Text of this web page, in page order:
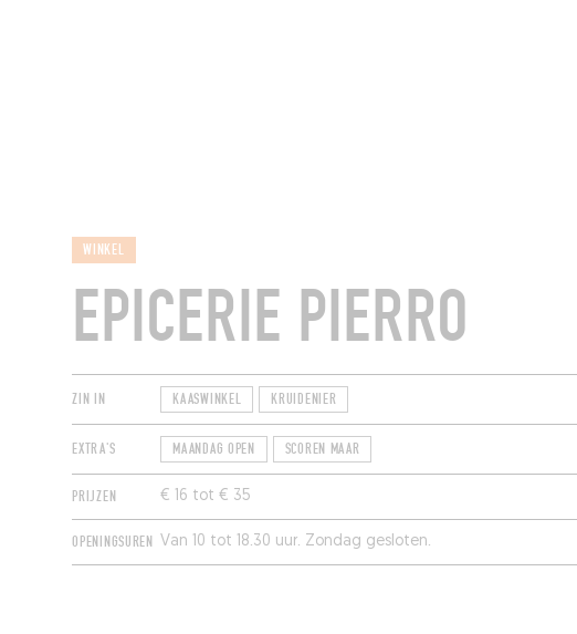
WINKEL
EPICERIE PIERRO
ZIN IN KAASWINKEL KRUIDENIER
EXTRA'S MAANDAG OPEN SCOREN MAAR
PRIJZEN € 16 tot € 35
OPENINGSUREN Van 10 tot 18.30 uur. Zondag gesloten.